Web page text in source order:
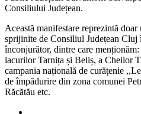
Consiliului Județean.
Această manifestare reprezintă
sprijinite de Consiliul Județean
înconjurător, dintre care
lacurilor Tarnița și Beliș, a Cheilor
campania națională de curățenie
de împădurire din zona comunei
Răcătău etc.